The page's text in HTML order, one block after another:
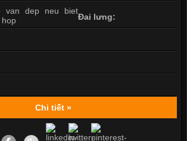
Đai lưng:
Chi tiết »